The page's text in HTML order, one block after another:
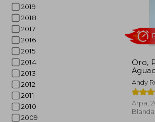
2019
2018
2017
2016
2015
2014
2013
2012
2011
2010
2009
Oro,
Andy
Arpa,